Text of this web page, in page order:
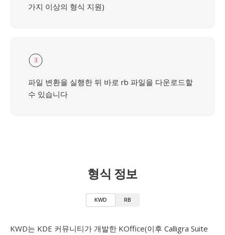
가지 이상의 형식 지원)
3
파일 변환을 실행한 뒤 바로 rb 파일을 다운로드할
수 있습니다
형식 정보
KWD RB
KWD는 KDE 커뮤니티가 개발한 KOffice(이후 Calligra Suite